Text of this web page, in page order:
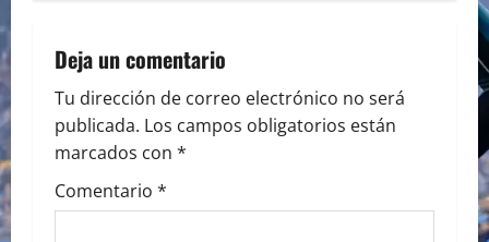
a
v
i
g
Deja un comentario
Tu dirección de correo electrónico no será
publicada. Los campos obligatorios están
marcados con *
Comentario *